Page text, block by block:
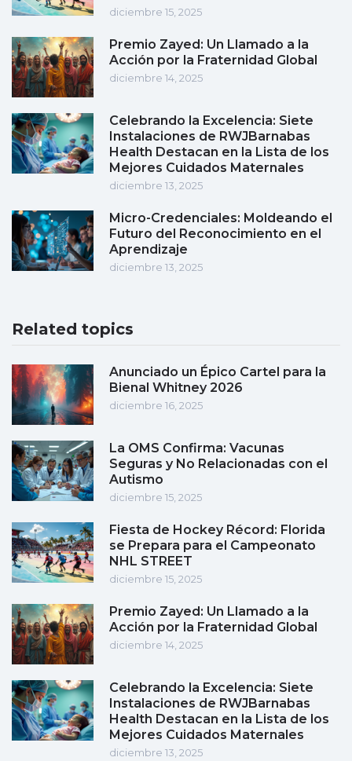
diciembre 15, 2025
Premio Zayed: Un Llamado a la
Acción por la Fraternidad Global
diciembre 14, 2025
Celebrando la Excelencia: Siete
Instalaciones de RWJBarnabas
Health Destacan en la Lista de los
Mejores Cuidados Maternales
diciembre 13, 2025
Micro-Credenciales: Moldeando el
Futuro del Reconocimiento en el
Aprendizaje
diciembre 13, 2025
Related topics
Anunciado un Épico Cartel para la
Bienal Whitney 2026
diciembre 16, 2025
La OMS Confirma: Vacunas
Seguras y No Relacionadas con el
Autismo
diciembre 15, 2025
Fiesta de Hockey Récord: Florida
se Prepara para el Campeonato
NHL STREET
diciembre 15, 2025
Premio Zayed: Un Llamado a la
Acción por la Fraternidad Global
diciembre 14, 2025
Celebrando la Excelencia: Siete
Instalaciones de RWJBarnabas
Health Destacan en la Lista de los
Mejores Cuidados Maternales
diciembre 13, 2025